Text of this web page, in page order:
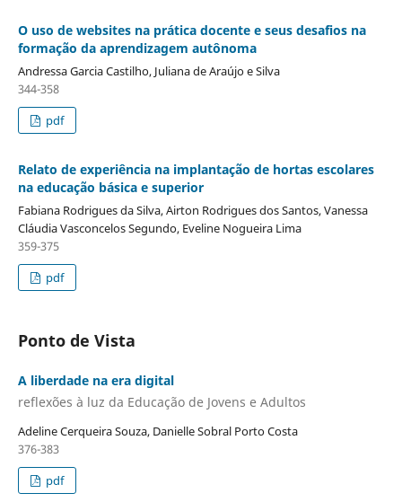
O uso de websites na prática docente e seus desafios na
formação da aprendizagem autônoma
Andressa Garcia Castilho, Juliana de Araújo e Silva
344-358
pdf
Relato de experiência na implantação de hortas escolares
na educação básica e superior
Fabiana Rodrigues da Silva, Airton Rodrigues dos Santos, Vanessa
Cláudia Vasconcelos Segundo, Eveline Nogueira Lima
359-375
pdf
Ponto de Vista
A liberdade na era digital
reflexões à luz da Educação de Jovens e Adultos
Adeline Cerqueira Souza, Danielle Sobral Porto Costa
376-383
pdf